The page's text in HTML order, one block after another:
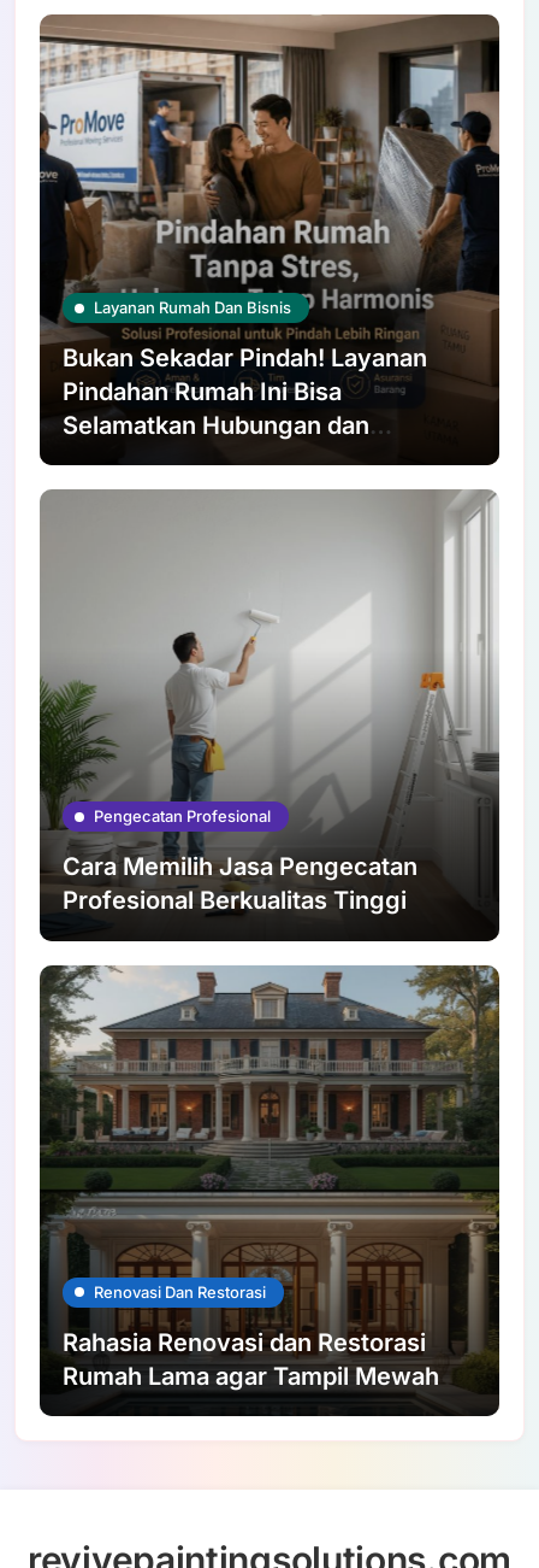
Layanan Rumah Dan Bisnis
Bukan Sekadar Pindah! Layanan
Pindahan Rumah Ini Bisa
Selamatkan Hubungan dan
Pinggang Kamu
Pengecatan Profesional
Cara Memilih Jasa Pengecatan
Profesional Berkualitas Tinggi
Renovasi Dan Restorasi
Rahasia Renovasi dan Restorasi
Rumah Lama agar Tampil Mewah